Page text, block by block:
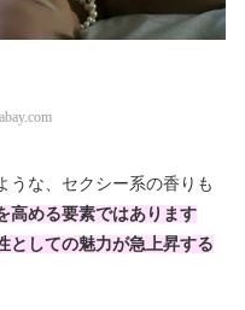
うな、セクシー系の香りも
高める要素ではあります
としての魅力が急上昇する